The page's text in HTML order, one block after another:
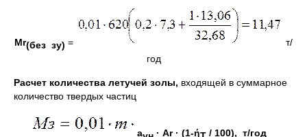
Мr(без зу) =
т/
год
Расчет количества летучей золы, входящей в суммарное
количество твердых частиц
а · Аr· (1-ή / 100), т/год